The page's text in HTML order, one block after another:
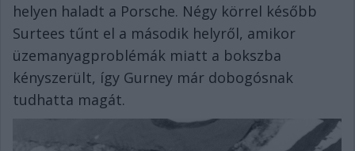
helyen haladt a Porsche. Négy körrel később
Surtees tűnt el a második helyről, amikor
üzemanyagproblémák miatt a bokszba
kényszerült, így Gurney már dobogósnak
tudhatta magát.